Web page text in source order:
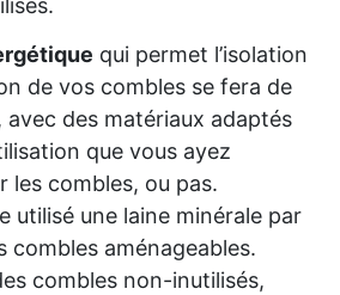
qui permet l’isolation
de vos combles se fera de
avec des matériaux adaptés
que vous ayez
les combles, ou pas.
utilisé une laine minérale par
combles aménageables.
combles non-inutilisés,